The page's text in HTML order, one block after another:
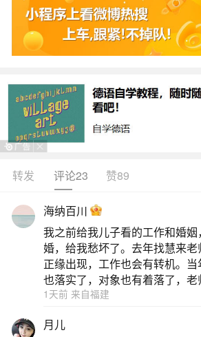
生活中像关于端午节的典故有
见的问题，但是小问题不注意可
下面就这个问题给大家做一些解
1、端午节来源的典故有哪些
端午节来源的典故主要有以
崇拜与龙图腾祭祀端午节最初源自
拜，特别是与苍龙七宿正处南中的
表达对自然力量的敬畏和祈求。这
变，形成了端午节这一重要的传
历史人物纪念屈原：这是流传最
南朝梁人吴均的神
2、关于端午节的典故
转发 评论23 赞89
海纳百川
我之前给我儿子看的工作和婚
婚，给我愁坏了。去年找慧来
正缘出现，工作也会有转机。
也落实了，对象也有着落了，老
1天前 来自福建
月儿